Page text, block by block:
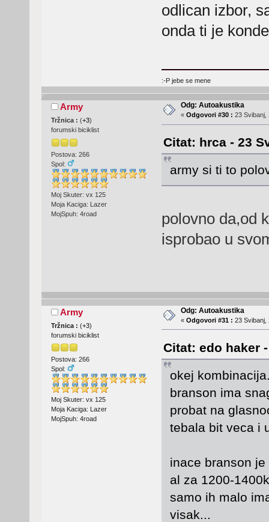
odlican izbor,
onda ti je
:-P jebe se mene
Army
Tržnica : (+3)
forumski biciklist
Postova: 266
Spol:
Moj Skuter: vx 125
Moja Kaciga: Lazer
MojSpuh: 4road
Odg: Autoakustika
« Odgovori #30 : 23 Svibanj,
Citat: hrca - 23
army si ti to
polovno da,od
isprobao u
Army
Tržnica : (+3)
forumski biciklist
Postova: 266
Spol:
Moj Skuter: vx 125
Moja Kaciga: Lazer
MojSpuh: 4road
Odg: Autoakustika
« Odgovori #31 : 23 Svibanj,
Citat: edo haker
okej
branson ima
probat na
tebala bit veca i
inace branson
al za 1200-
samo ih malo
visak...